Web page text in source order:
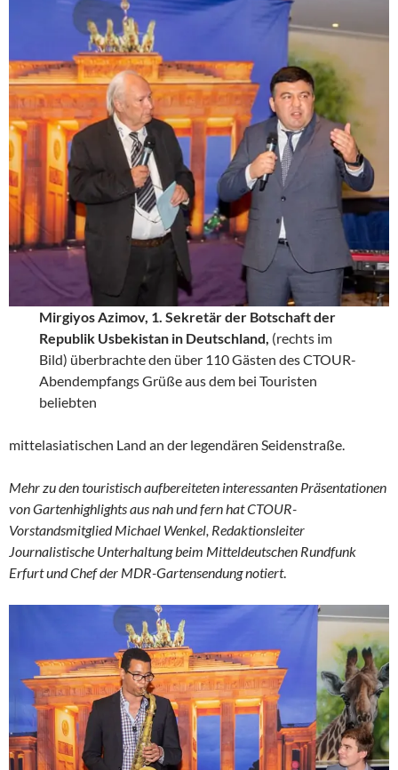
Mirgiyos Azimov, 1. Sekretär der Botschaft der
Republik Usbekistan in Deutschland, (rechts im
Bild) überbrachte den über 110 Gästen des CTOUR-
Abendempfangs Grüße aus dem bei Touristen
beliebten
mittelasiatischen Land an der legendären Seidenstraße.
Mehr zu den touristisch aufbereiteten interessanten Präsentationen
von Gartenhighlights aus nah und fern hat CTOUR-
Vorstandsmitglied Michael Wenkel, Redaktionsleiter
Journalistische Unterhaltung beim Mitteldeutschen Rundfunk
Erfurt und Chef der MDR-Gartensendung notiert.